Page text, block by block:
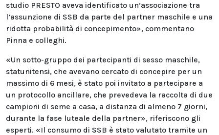
studio PRESTO aveva identificato un’associazione tra
l’assunzione di SSB da parte del partner maschile e una
ridotta probabilità di concepimento», commentano
Pinna e colleghi.
«Un sotto-gruppo dei partecipanti di sesso maschile,
statunitensi, che avevano cercato di concepire per un
massimo di 6 mesi, è stato poi invitato a partecipare a
un protocollo ancillare, che prevedeva la raccolta di due
campioni di seme a casa, a distanza di almeno 7 giorni,
durante la fase luteale della partner», riferiscono gli
esperti. «Il consumo di SSB è stato valutato tramite un